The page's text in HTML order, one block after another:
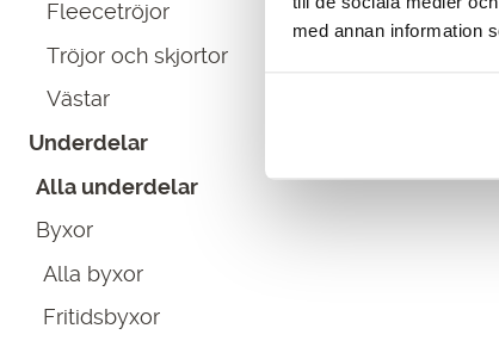
med annan information
Fleecetröjor
Tröjor och skjortor
Västar
Underdelar
Alla underdelar
Byxor
Alla byxor
Fritidsbyxor